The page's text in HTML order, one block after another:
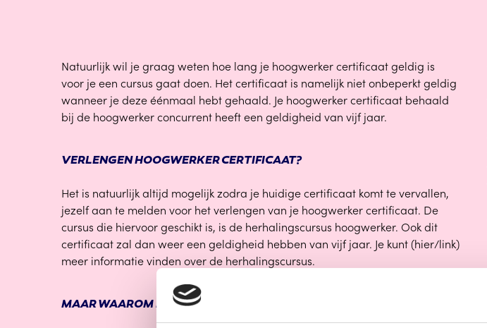
Natuurlijk wil je graag weten hoe lang je hoogwerker certificaat geldig is
voor je een cursus gaat doen. Het certificaat is namelijk niet onbeperkt geldig
wanneer je deze éénmaal hebt gehaald. Je hoogwerker certificaat behaald
bij de hoogwerker concurrent heeft een geldigheid van vijf jaar.
VERLENGEN HOOGWERKER CERTIFICAAT?
Het is natuurlijk altijd mogelijk zodra je huidige certificaat komt te vervallen,
jezelf aan te melden voor het verlengen van je hoogwerker certificaat. De
cursus die hiervoor geschikt is, is de herhalingscursus hoogwerker. Ook dit
certificaat zal dan weer een geldigheid hebben van vijf jaar. Je kunt (hier/link)
meer informatie vinden over de herhalingscursus.
MAAR WAAROM IS HET VIJF JAAR GELDIG?